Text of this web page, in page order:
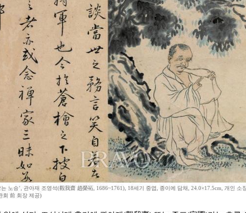
노승’, 관아재 조영석(觀我齋 趙榮祏, 1686~1761), 18세기 중엽, 종이에 담채, 24.0×17.5cm, 개인 소
회 前 회장 제공)